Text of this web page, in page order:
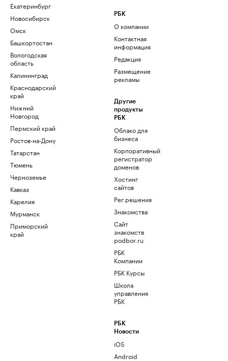
Екатеринбург
Новосибирск
Омск
Башкортостан
Вологодская
область
Калининград
Краснодарский
край
Нижний
Новгород
Пермский край
Ростов-на-Дону
Татарстан
Тюмень
Черноземье
Кавказ
Карелия
Мурманск
Приморский
край
РБК
О компании
Контактная
информация
Редакция
Размещение
рекламы
Другие
продукты
РБК
Облако для
бизнеса
Корпоративный
регистратор
доменов
Хостинг
сайтов
Рег.решения
Знакомства
Сайт
знакомств
podbor.ru
РБК
Компании
РБК Курсы
Школа
управления
РБК
РБК
Новости
iOS
Android